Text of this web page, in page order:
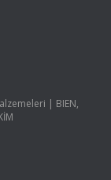
| BIEN,